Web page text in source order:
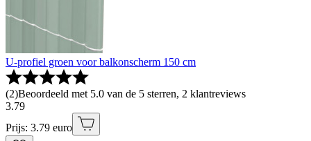
U-profiel groen voor balkonscherm 150 cm
(2)Beoordeeld met 5.0 van de 5 sterren, 2 klantreviews
3.79
Prijs: 3.79 euro